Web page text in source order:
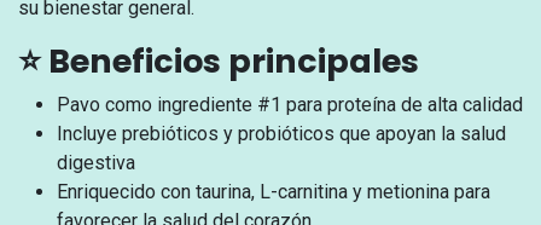
su bienestar general.
⭐ Beneficios principales
Pavo como ingrediente #1 para proteína de alta calidad
Incluye prebióticos y probióticos que apoyan la salud
digestiva
Enriquecido con taurina, L-carnitina y metionina para
favorecer la salud del corazón